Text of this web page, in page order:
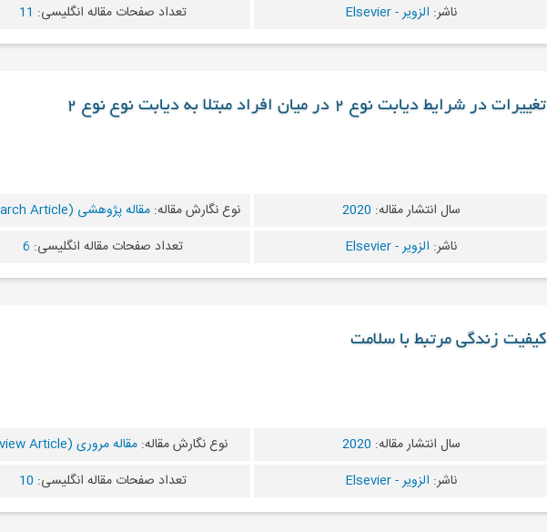
ناشر: الزویر - Elsevier تعداد صفحات مقاله انگلیسی: 11
تغییرات در شرایط دیابت نوع ۲ در میان افراد مبتلا به دیابت نوع نوع ۲
سال انتشار مقاله: 2020 نوع نگارش مقاله: مقاله پژوهشی (Research Article)
ناشر: الزویر - Elsevier تعداد صفحات مقاله انگلیسی: 6
کیفیت زندگی مرتبط با سلامت
سال انتشار مقاله: 2020 نوع نگارش مقاله:مقاله مروری (Review Article)
ناشر: الزویر - Elsevier تعداد صفحات مقاله انگلیسی: 10